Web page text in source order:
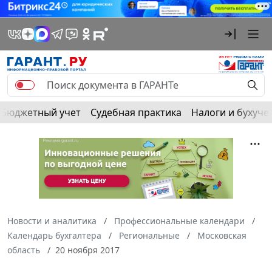
Бюджетный учет Судебная практика Налоги и
Новости и аналитика
Профессиональные календари
Календарь бухгалтера
Региональные
Московская
область
20 ноября 2017